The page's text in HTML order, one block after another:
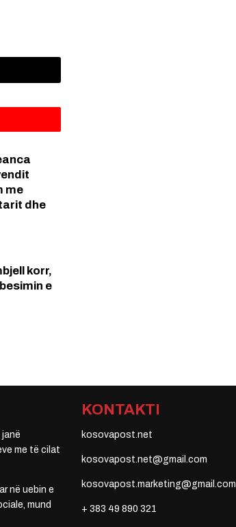
me
dhe
korr,
e
me të cilat
në uebin e
mund
KONTAKTI
kosovapost.net
kosovapost.net@gmail.com
kosovapost.marketing@gmail.com
+ 383 49 890 321